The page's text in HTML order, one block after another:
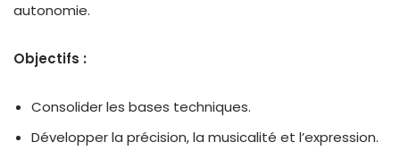
autonomie.
Objectifs :
Consolider les bases techniques.
Développer la précision, la musicalité et l’expression.